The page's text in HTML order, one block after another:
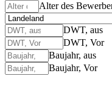
Alter des
DWT, aus
DWT, Vor
Baujahr, aus
Baujahr, Vor